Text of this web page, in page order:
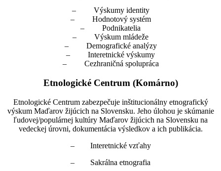
– Výskumy identity
– Hodnotový systém
– Podnikatelia
– Výskum mládeže
– Demografické analýzy
– Interetnické výskumy
– Cezhraničná spolupráca
Etnologické Centrum (Komárno)
Etnologické Centrum zabezpečuje inštitucionálny etnografický
výskum Maďarov žijúcich na Slovensku. Jeho úlohou je skúmanie
ľudovej/populárnej kultúry Maďarov žijúcich na Slovensku na
vedeckej úrovni, dokumentácia výsledkov a ich publikácia.
– Interetnické vzťahy
– Sakrálna etnografia